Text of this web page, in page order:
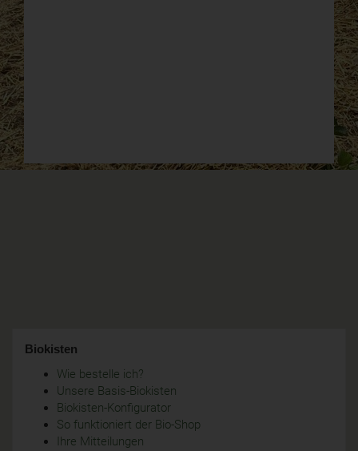
Biokisten
Wie bestelle ich?
Unsere Basis-Biokisten
Biokisten-Konfigurator
So funktioniert der Bio-Shop
Ihre Mitteilungen